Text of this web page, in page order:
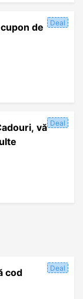
Deal
de
Deal
vă
Deal
cod